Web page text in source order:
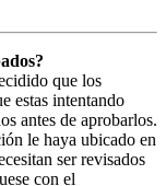
que los
estas intentando
antes de aprobarlos.
le haya ubicado en
ser revisados
con el